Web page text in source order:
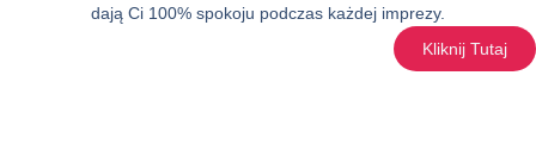
dają Ci 100% spokoju podczas każdej imprezy.
Kliknij Tutaj